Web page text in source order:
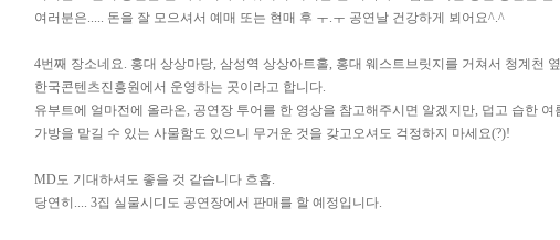
여러분은..... 돈을 잘 모으셔서 예매 또는 현매 후 ㅜ.ㅜ 공연날 건강하게 뵈어요^.^
4번째 장소네요. 홍대 상상마당, 삼성역 상상아트홀, 홍대 웨스트브릿지를 거쳐서 청계천
한국콘텐츠진흥원에서 운영하는 곳이라고 합니다.
유부트에 얼마전에 올라온, 공연장 투어를 한 영상을 참고해주시면 알겠지만, 덥고 습한
가방을 맡길 수 있는 사물함도 있으니 무거운 것을 갖고오셔도 걱정하지 마세요(?)!
MD도 기대하셔도 좋을 것 같습니다 흐흡.
당연히.... 3집 실물시디도 공연장에서 판매를 할 예정입니다.